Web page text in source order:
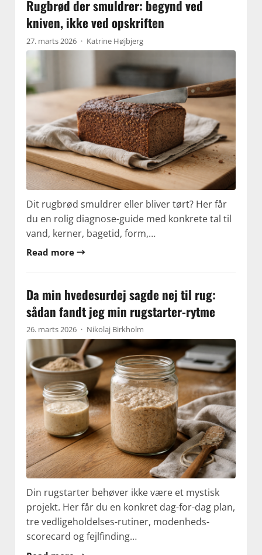
Rugbrød der smuldrer: begynd ved
kniven, ikke ved opskriften
27. marts 2026 · Katrine Højbjerg
Dit rugbrød smuldrer eller bliver tørt? Her får
du en rolig diagnose-guide med konkrete tal til
vand, kerner, bagetid, form,…
Read more →
Da min hvedesurdej sagde nej til rug:
sådan fandt jeg min rugstarter-rytme
26. marts 2026 · Nikolaj Birkholm
Din rugstarter behøver ikke være et mystisk
projekt. Her får du en konkret dag-for-dag plan,
tre vedligeholdelses-rutiner, modenheds-
scorecard og fejlfinding…